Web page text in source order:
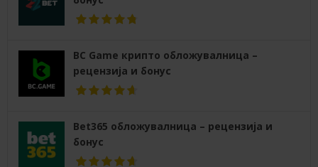
BC Game крипто обложувалница –
рецензија и бонус
Bet365 обложувалница – рецензија и
бонус